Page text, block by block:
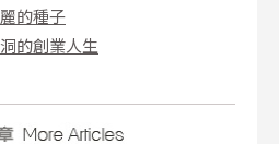
的種子
的創業人生